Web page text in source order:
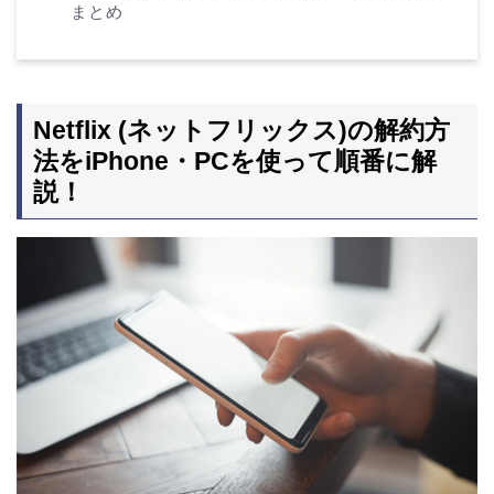
まとめ
Netflix (ネットフリックス)の解約方
法をiPhone・PCを使って順番に解
説！